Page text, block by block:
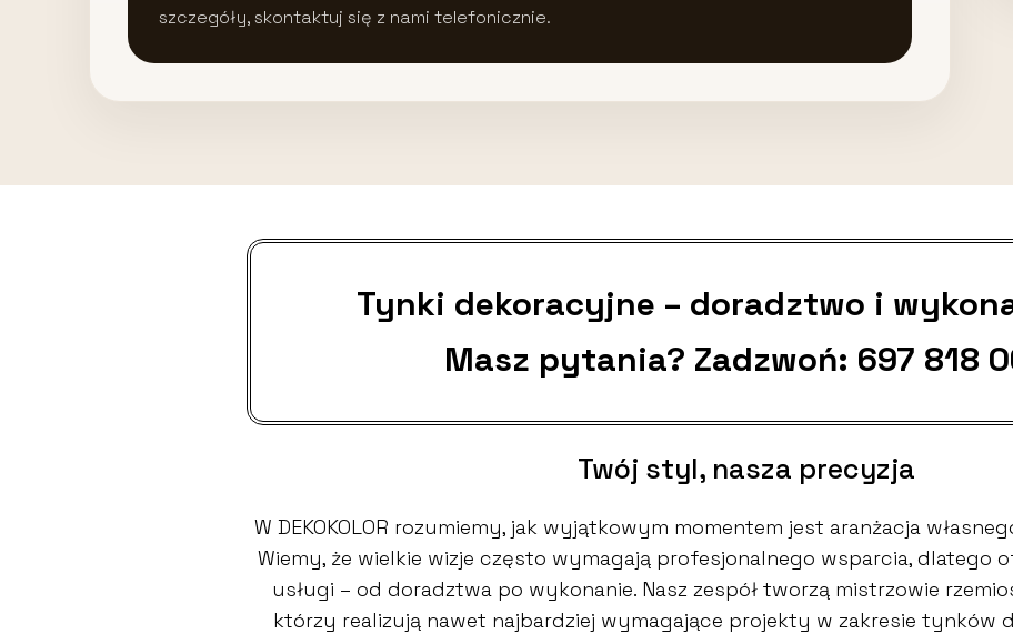
szczegóły, skontaktuj się z nami telefonicznie.
Tynki dekoracyjne – doradztwo i
Masz pytania? Zadzwoń: 697 818
Twój styl, nasza precyzja
W DEKOKOLOR rozumiemy, jak wyjątkowym momentem jest aranżacja
Wiemy, że wielkie wizje często wymagają profesjonalnego wsparcia, dlatego
usługi – od doradztwa po wykonanie. Nasz zespół tworzą mistrzowie
którzy realizują nawet najbardziej wymagające projekty w zakresie tynków